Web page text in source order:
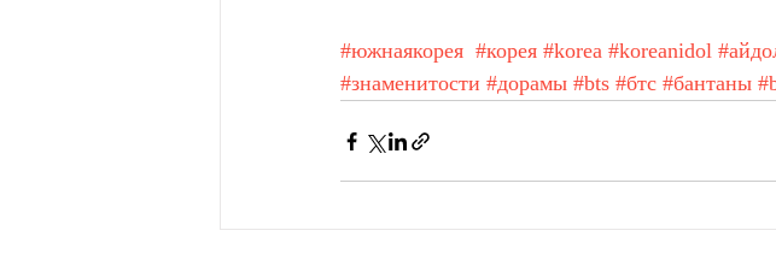
#южнаякорея #корея #korea #koreanidol
#знаменитости #дорамы #bts #бтс #бантаны